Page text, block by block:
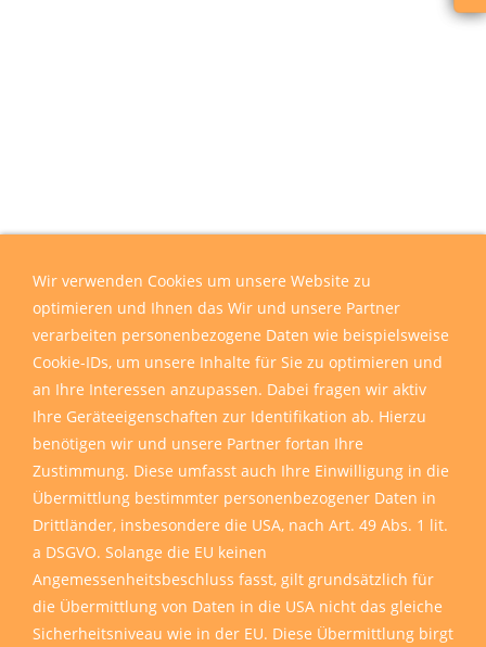
Wir verwenden Cookies um unsere Website zu
optimieren und Ihnen das Wir und unsere Partner
verarbeiten personenbezogene Daten wie beispielsweise
Cookie-IDs, um unsere Inhalte für Sie zu optimieren und
an Ihre Interessen anzupassen. Dabei fragen wir aktiv
Ihre Geräteeigenschaften zur Identifikation ab. Hierzu
benötigen wir und unsere Partner fortan Ihre
Zustimmung. Diese umfasst auch Ihre Einwilligung in die
Übermittlung bestimmter personenbezogener Daten in
Drittländer, insbesondere die USA, nach Art. 49 Abs. 1 lit.
a DSGVO. Solange die EU keinen
Angemessenheitsbeschluss fasst, gilt grundsätzlich für
die Übermittlung von Daten in die USA nicht das gleiche
Sicherheitsniveau wie in der EU. Diese Übermittlung birgt